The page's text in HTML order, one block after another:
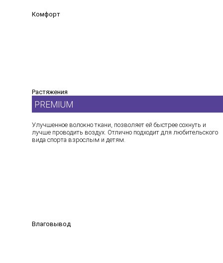
Комфорт
Растяжения
PREMIUM
Улучшенное волокно ткани, позволяет ей быстрее сохнуть и
лучше проводить воздух. Отлично подходит для любительского
вида спорта взрослым и детям.
Влаговывод